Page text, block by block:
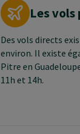
Les
Des vols directs
environ. Il existe
Pitre en
11h et 14h.